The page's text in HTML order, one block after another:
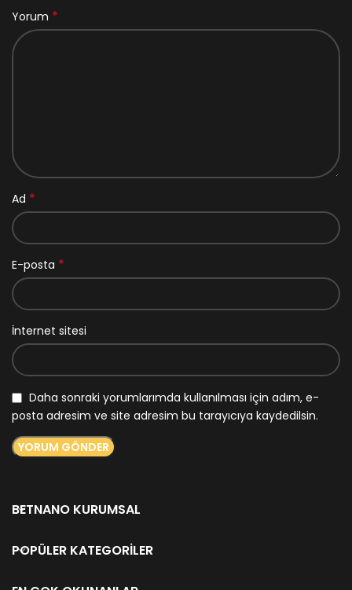
Yorum *
Ad *
E-posta *
İnternet sitesi
Daha sonraki yorumlarımda kullanılması için adım, e-
posta adresim ve site adresim bu tarayıcıya kaydedilsin.
BETNANO KURUMSAL
POPÜLER KATEGORILER